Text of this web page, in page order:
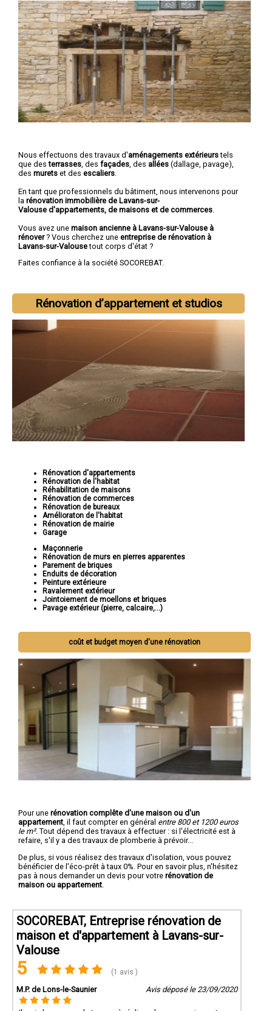
Nous effectuons des travaux d'aménagements extérieurstels
que desterrasses , des façades , des allées (dallage, pavage),
des murets et des escaliers
En tant que professionnels du bâtiment, nous intervenons pour
la rénovation immobilière de Lavans-sur-
Valouse d'appartements, de maisons et de commerces
Vous avez une maison ancienne à Lavans-sur-Valouse à
rénover? Vous cherchez une entreprise de rénovation à
Lavans-sur-Valousetout corps d'état ?
Faites confiance à la société SOCOREBAT.
Rénovation d’appartement et studios
Rénovation d'appartements
Rénovation de l'habitat
Réhabilitation de maisons
Rénovation de commerces
Rénovation de bureaux
Amélioraton de l'habitat
Rénovation de mairie
Garage
Maçonnerie
Rénovation de murs en pierres apparentes
Parement de briques
Enduits de décoration
Peinture extérieure
Ravalement extérieur
Jointoiement de moellons et briques
Pavage extérieur (pierre, calcaire,...)
coût et budget moyen d'une rénovation
Pour une rénovation complête d'une maison ou d'un
appartement , il faut compter en général entre 800 et 1200 euros
le m². Tout dépend des travaux à effectuer : si l'électricité est à
refaire, s'il y a des travaux de plomberie à prévoir...
De plus, si vous réalisez des travaux d'isolation, vous pouvez
bénéficier de l'éco-prêt à taux 0%. Pour en savoir plus, n'hésitez
pas à nous demander un devis pour votre rénovation de
maison ou appartement
SOCOREBAT, Entreprise rénovation de
maison et d'appartement à Lavans-sur-
Valouse
5 (1 avis )
M.P. de Lons-le-Saunier Avis déposé le 23/09/2020